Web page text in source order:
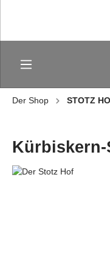
Der Shop STOTZ